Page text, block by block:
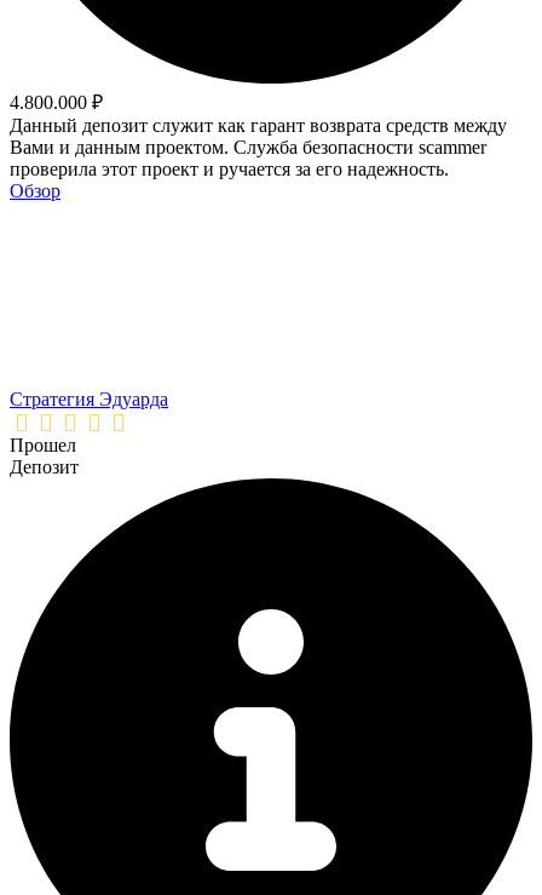
4.800.000 ₽
Данный депозит служит как гарант возврата средств между
Вами и данным проектом. Служба безопасности scammer
проверила этот проект и ручается за его надежность.
Обзор
Стратегия Эдуарда
Прошел
Депозит